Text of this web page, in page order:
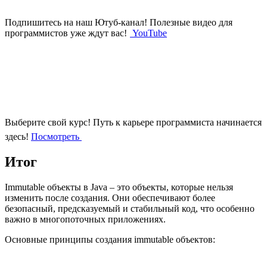
Подпишитесь на наш Ютуб-канал! Полезные видео для
программистов уже ждут вас! YouTube
Выберите свой курс! Путь к карьере программиста начинается
здесь! Посмотреть
Итог
Immutable объекты в Java – это объекты, которые нельзя
изменить после создания. Они обеспечивают более
безопасный, предсказуемый и стабильный код, что особенно
важно в многопоточных приложениях.
Основные принципы создания immutable объектов: